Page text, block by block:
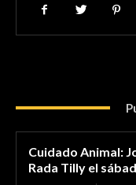
Cuidado Animal:
Rada Tilly el